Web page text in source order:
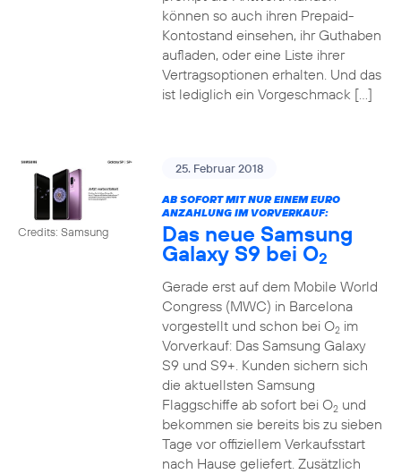
können so auch ihren Prepaid-
Kontostand einsehen, ihr Guthaben
aufladen, oder eine Liste ihrer
Vertragsoptionen erhalten. Und das
ist lediglich ein Vorgeschmack […]
Credits: Samsung
25. Februar 2018
AB SOFORT MIT NUR EINEM EURO
ANZAHLUNG IM VORVERKAUF:
Das neue Samsung
Galaxy S9 bei O2
Gerade erst auf dem Mobile World
Congress (MWC) in Barcelona
vorgestellt und schon bei O2im
Vorverkauf: Das Samsung Galaxy
S9 und S9+. Kunden sichern sich
die aktuellsten Samsung
Flaggschiffe ab sofort bei O2und
bekommen sie bereits bis zu sieben
Tage vor offiziellem Verkaufsstart
nach Hause geliefert. Zusätzlich